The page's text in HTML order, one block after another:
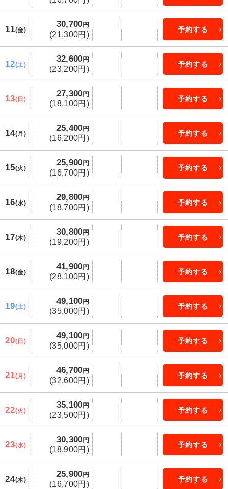
11(金)
30,700 円
(21,300円)
予約する
12(土)
32,600 円
(23,200円)
予約する
13(日)
27,300 円
(18,100円)
予約する
14(月)
25,400 円
(16,200円)
予約する
15(火)
25,900 円
(16,700円)
予約する
16(水)
29,800 円
(18,700円)
予約する
17(木)
30,800 円
(19,200円)
予約する
18(金)
41,900 円
(28,100円)
予約する
19(土)
49,100 円
(35,000円)
予約する
20(日)
49,100 円
(35,000円)
予約する
21(月)
46,700 円
(32,600円)
予約する
22(火)
35,100 円
(23,500円)
予約する
23(水)
30,300 円
(18,900円)
予約する
24(木)
25,900 円
(16,700円)
予約する